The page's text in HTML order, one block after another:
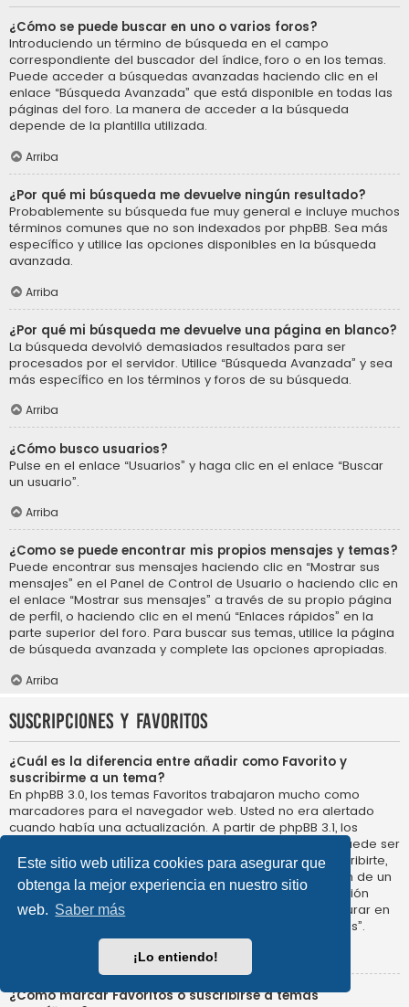
Este sitio web utiliza cookies para asegurar que
obtenga la mejor experiencia en nuestro sitio
web. Saber más
¡Lo entiendo!
¿Cómo se puede buscar en uno o varios foros?
Introduciendo un término de búsqueda en el campo
correspondiente del buscador del índice, foro o en los temas.
Puede acceder a búsquedas avanzadas haciendo clic en el
enlace “Búsqueda Avanzada” que está disponible en todas las
páginas del foro. La manera de acceder a la búsqueda
depende de la plantilla utilizada.
Arriba
¿Por qué mi búsqueda me devuelve ningún resultado?
Probablemente su búsqueda fue muy general e incluye muchos
términos comunes que no son indexados por phpBB. Sea más
específico y utilice las opciones disponibles en la búsqueda
avanzada.
Arriba
¿Por qué mi búsqueda me devuelve una página en blanco?
La búsqueda devolvió demasiados resultados para ser
procesados por el servidor. Utilice “Búsqueda Avanzada” y sea
más específico en los términos y foros de su búsqueda.
Arriba
¿Cómo busco usuarios?
Pulse en el enlace “Usuarios” y haga clic en el enlace “Buscar
un usuario”.
Arriba
¿Como se puede encontrar mis propios mensajes y temas?
Puede encontrar sus mensajes haciendo clic en “Mostrar sus
mensajes” en el Panel de Control de Usuario o haciendo clic en
el enlace “Mostrar sus mensajes” a través de su propio página
de perfil, o haciendo clic en el menú “Enlaces rápidos” en la
parte superior del foro. Para buscar sus temas, utilice la página
de búsqueda avanzada y complete las opciones apropiadas.
Arriba
Suscripciones y Favoritos
¿Cuál es la diferencia entre añadir como Favorito y
suscribirme a un tema?
En phpBB 3.0, los temas Favoritos trabajaron mucho como
marcadores para el navegador web. Usted no era alertado
cuando había una actualización. A partir de phpBB 3.1, los
Favoritos son más como suscribirse a un tema. Usted puede ser
notificado cuando un tema Favorito se actualiza. Al suscribirte,
sin embargo, se le avisará de que hay una actualización de un
tema, o foro en el propio foro. Las opciones de notificación
para los Favoritos y las suscripciones se pueden configurar en
el Panel de Control de Usuario, en “Preferencias de Foros”.
¿Cómo marcar Favoritos o suscribirse a temas